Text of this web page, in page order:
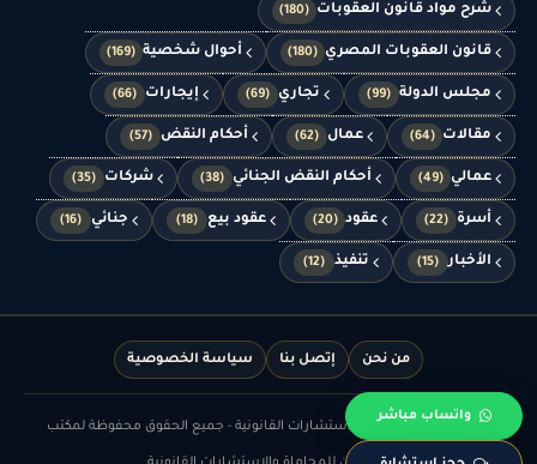
واتساب مباشر
شرح مواد قانون العقوبات (180)
قانون العقوبات المصري (180) أحوال شخصية (169)
مجلس الدولة (99) تجاري (69) إيجارات (66)
مقالات (64) عمال (62) أحكام النقض (57)
عمالي (49) أحكام النقض الجنائي (38) شركات (35)
أسرة (22) عقود (20) عقود بيع (18) جنائي (16)
الأخبار (15) تنفيذ (12)
من نحن إتصل بنا سياسة الخصوصية
© الدهشان للمحاماة والاستشارات القانونية - جميع الحقوق محفوظة لمكتب